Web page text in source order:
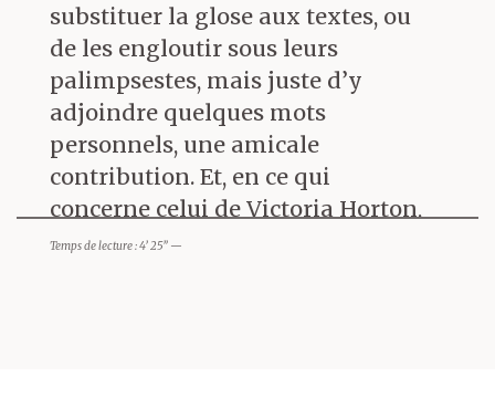
transmission sont les vrais
moteurs du texte.
L’irruption de ce livre de Victoria
Horton, le premier d’un écrivain
né en 1947 et qui n’avait publié
que dans des revues, est soudaine
et tardive. Certains textes de
substituer la glose aux textes, ou
de les engloutir sous leurs
palimpsestes, mais juste d’y
adjoindre quelques mots
personnels, une amicale
contribution. Et, en ce qui
concerne celui de Victoria Horton,
il s’agit plus de reconnaissance
Temps de lecture : 4’ 25” —